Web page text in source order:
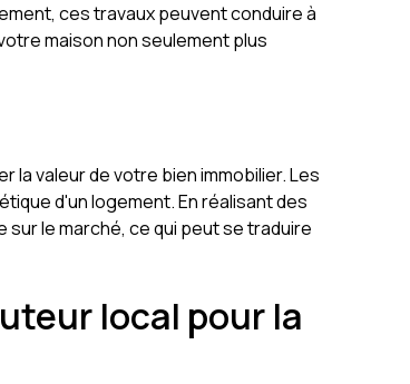
ces travaux peuvent conduire à
maison non seulement plus
valeur de votre bien immobilier. Les
d'un logement. En réalisant des
le marché, ce qui peut se traduire
local pour la